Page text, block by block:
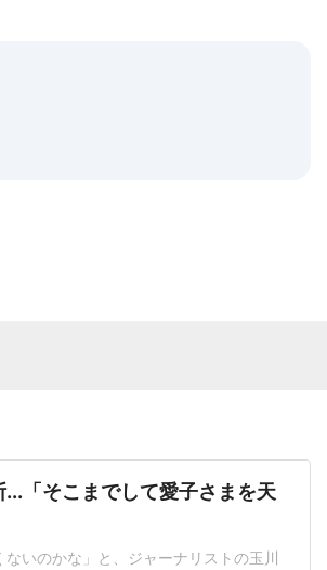
「そこまでして愛子さまを天
ないのかな」と、ジャーナリストの玉川